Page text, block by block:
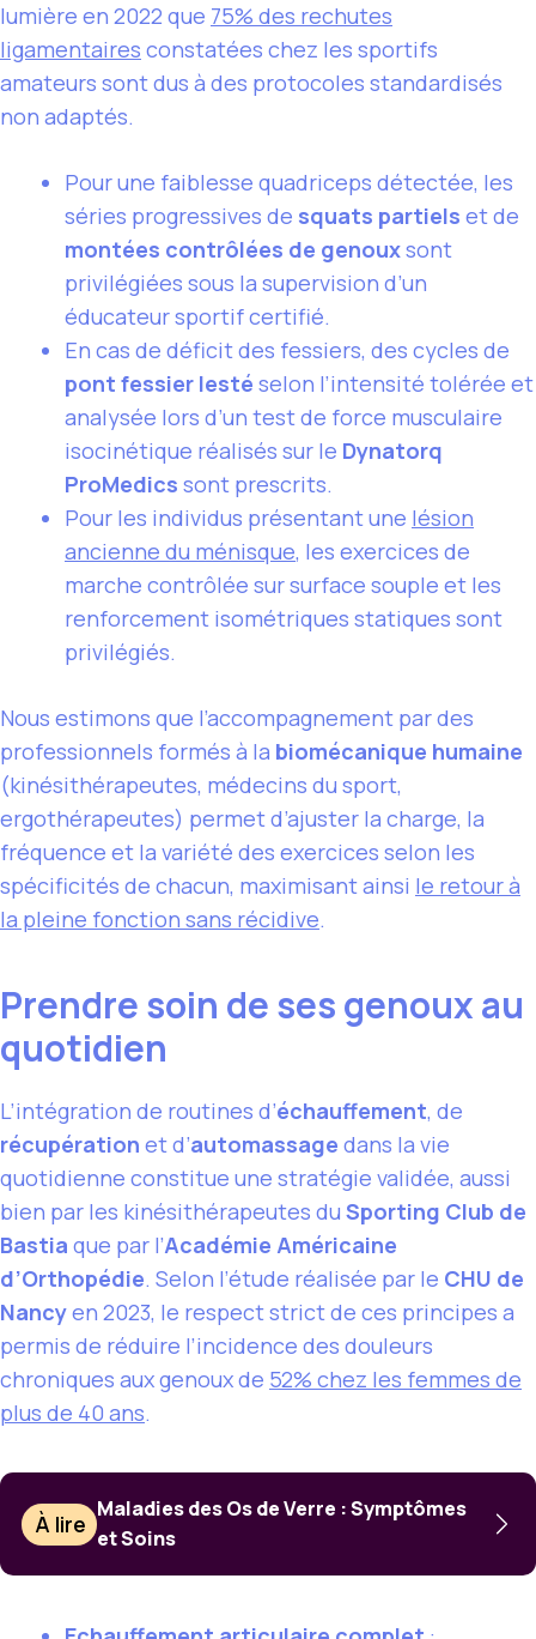
lumière en 2022 que 75% des rechutes
ligamentaires constatées chez les sportifs
amateurs sont dus à des protocoles standardisés
non adaptés.
Pour une faiblesse quadriceps détectée, les
séries progressives de squats partiels et de
montées contrôlées de genouxsont
privilégiées sous la supervision d’un
éducateur sportif certifié.
En cas de déficit des fessiers, des cycles de
pont fessier lesté selon l’intensité tolérée et
analysée lors d’un test de force musculaire
isocinétique réalisés sur le Dynatorq
ProMedics sont prescrits.
Pour les individus présentant une lésion
ancienne du ménisque, les exercices de
marche contrôlée sur surface souple et les
renforcement isométriques statiques sont
privilégiés.
Nous estimons que l’accompagnement par des
professionnels formés à la biomécanique humaine
(kinésithérapeutes, médecins du sport,
ergothérapeutes) permet d’ajuster la charge, la
fréquence et la variété des exercices selon les
spécificités de chacun, maximisant ainsi le retour à
la pleine fonction sans récidive.
Prendre soin de ses genoux au
quotidien
L’intégration de routines d’échauffement, de
récupération et d’automassage dans la vie
quotidienne constitue une stratégie validée, aussi
bien par les kinésithérapeutes du Sporting Club de
Bastia que par l’Académie Américaine
d’Orthopédie. Selon l’étude réalisée par le CHU de
Nancyen 2023, le respect strict de ces principes a
permis de réduire l’incidence des douleurs
chroniques aux genoux de 52% chez les femmes de
plus de 40 ans.
À lire
Maladies des Os de Verre : Symptômes
et Soins